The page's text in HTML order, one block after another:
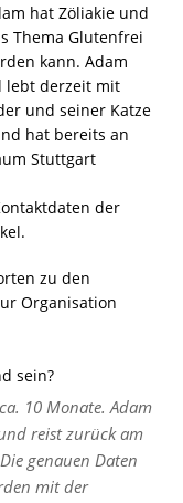
hat Zöliakie und
Thema Glutenfrei
kann. Adam
lebt derzeit mit
und seiner Katze
hat bereits an
Stuttgart
der
zu den
Organisation
sein?
10 Monate. Adam
reist zurück am
genauen Daten
mit der